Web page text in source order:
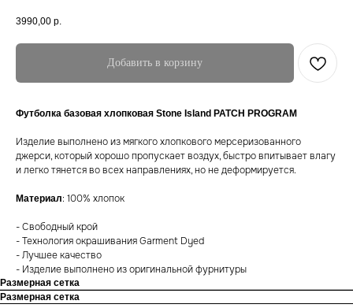
3990,00 р.
Добавить в корзину
Футболка базовая хлопковая Stone Island PATCH PROGRAM
Изделие выполнено из мягкого хлопкового мерсеризованного
джерси, который хорошо пропускает воздух, быстро впитывает влагу
и легко тянется во всех направлениях, но не деформируется.
Материал: 100% хлопок
- Свободный крой
- Технология окрашивания Garment Dyed
- Лучшее качество
- Изделие выполнено из оригинальной фурнитуры
Размерная сетка
Размерная сетка